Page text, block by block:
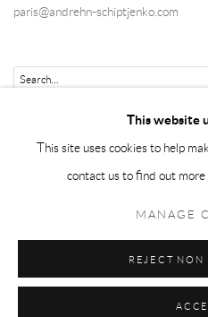
paris@andrehn-schiptjenko.com
This website
This site uses cookies to help
contact us to find out
MANAGE
REJECT NON